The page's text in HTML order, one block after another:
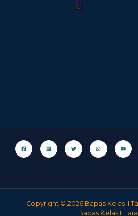
Copyright © 2026 Bapas Kelas II
Bapas Kelas II